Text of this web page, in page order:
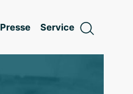
Presse Service